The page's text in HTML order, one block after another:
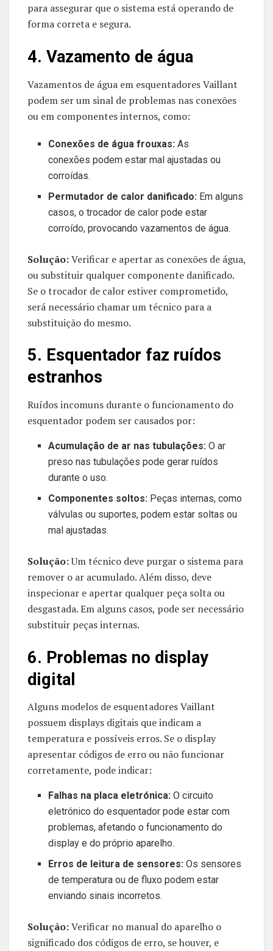
para assegurar que o sistema está operando de
forma correta e segura.
4. Vazamento de água
Vazamentos de água em esquentadores Vaillant
podem ser um sinal de problemas nas conexões
ou em componentes internos, como:
Conexões de água frouxas: As
conexões podem estar mal ajustadas ou
corroídas.
Permutador de calor danificado: Em alguns
casos, o trocador de calor pode estar
corroído, provocando vazamentos de água.
Solução:Verificar e apertar as conexões de água,
ou substituir qualquer componente danificado.
Se o trocador de calor estiver comprometido,
será necessário chamar um técnico para a
substituição do mesmo.
5. Esquentador faz ruídos
estranhos
Ruídos incomuns durante o funcionamento do
esquentador podem ser causados por:
Acumulação de ar nas tubulações: O ar
preso nas tubulações pode gerar ruídos
durante o uso.
Componentes soltos: Peças internas, como
válvulas ou suportes, podem estar soltas ou
mal ajustadas.
Solução:Um técnico deve purgar o sistema para
remover o ar acumulado. Além disso, deve
inspecionar e apertar qualquer peça solta ou
desgastada. Em alguns casos, pode ser necessário
substituir peças internas.
6. Problemas no display
digital
Alguns modelos de esquentadores Vaillant
possuem displays digitais que indicam a
temperatura e possíveis erros. Se o display
apresentar códigos de erro ou não funcionar
corretamente, pode indicar:
Falhas na placa eletrónica: O circuito
eletrónico do esquentador pode estar com
problemas, afetando o funcionamento do
display e do próprio aparelho.
Erros de leitura de sensores: Os sensores
de temperatura ou de fluxo podem estar
enviando sinais incorretos.
Solução:Verificar no manual do aparelho o
significado dos códigos de erro, se houver, e